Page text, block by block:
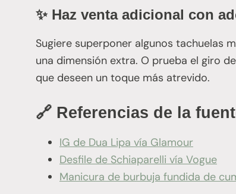
✨ Haz venta adicional con
Sugiere superponer algunos tachuelas
una dimensión extra. O prueba el giro
que deseen un toque más atrevido.
🔗 Referencias de la
IG de Dua Lipa vía Glamour
Desfile de Schiaparelli vía Vogue
Manicura de burbuja fundida de